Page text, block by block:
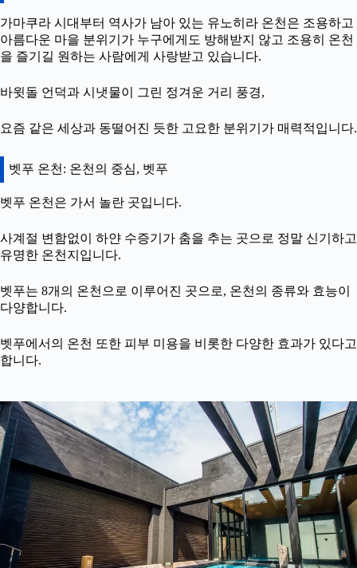
가마쿠라 시대부터 역사가 남아 있는 유노히라 온천은 조용하고
아름다운 마을 분위기가 누구에게도 방해받지 않고 조용히 온천
을 즐기길 원하는 사람에게 사랑받고 있습니다.
바윗돌 언덕과 시냇물이 그린 정겨운 거리 풍경,
요즘 같은 세상과 동떨어진 듯한 고요한 분위기가 매력적입니다.
벳푸 온천: 온천의 중심, 벳푸
벳푸 온천은 가서 놀란 곳입니다.
사계절 변함없이 하얀 수증기가 춤을 추는 곳으로 정말 신기하고
유명한 온천지입니다.
벳푸는 8개의 온천으로 이루어진 곳으로, 온천의 종류와 효능이
다양합니다.
벳푸에서의 온천 또한 피부 미용을 비롯한 다양한 효과가 있다고
합니다.